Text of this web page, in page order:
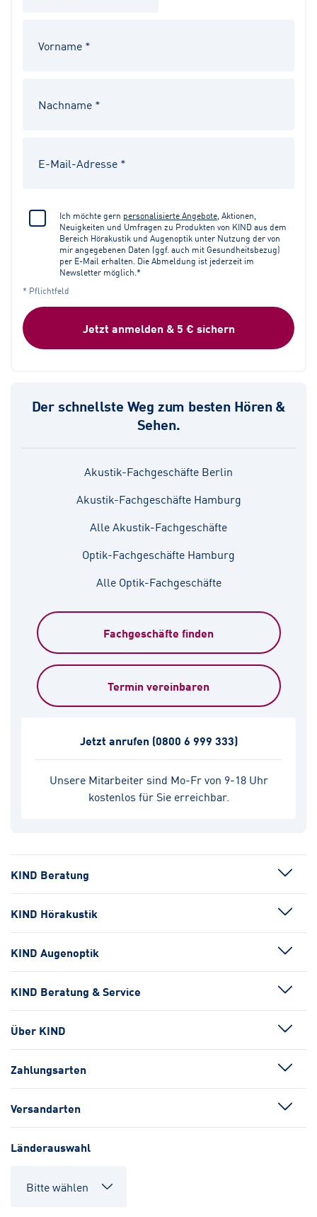
Ich möchte gern personalisierte Angebote , Aktionen,
Neuigkeiten und Umfragen zu Produkten von KIND aus dem
Bereich Hörakustik und Augenoptik unter Nutzung der von
mir angegebenen Daten (ggf. auch mit Gesundheitsbezug)
per E-Mail erhalten. Die Abmeldung ist jederzeit im
Newsletter möglich.*
* Pflichtfeld
Jetzt anmelden & 5 € sichern
Der schnellste Weg zum besten Hören &
Sehen.
Akustik-Fachgeschäfte Berlin
Akustik-Fachgeschäfte Hamburg
Alle Akustik-Fachgeschäfte
Optik-Fachgeschäfte Hamburg
Alle Optik-Fachgeschäfte
Fachgeschäfte finden
Termin vereinbaren
Unsere Mitarbeiter sind Mo-Fr von 9-18 Uhr
kostenlos für Sie erreichbar.
Jetzt anrufen (0800 6 999 333)
KIND Beratung
KIND Hörakustik
KIND Augenoptik
KIND Beratung & Service
Über KIND
Zahlungsarten
Versandarten
Länderauswahl